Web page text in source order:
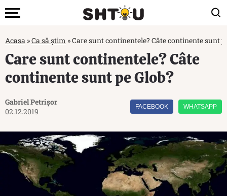
Acasa »Ca să știm »Care sunt continentele? Câte continente sunt
Care sunt continentele? Câte
continente sunt pe Glob?
Gabriel Petrișor
02.12.2019
FACEBOOK WHATSAPP